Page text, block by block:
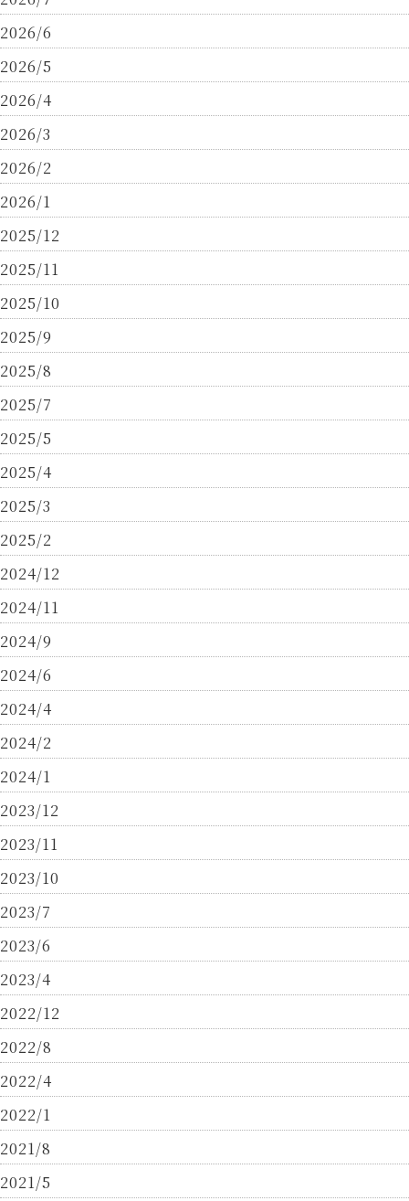
2026/6
2026/5
2026/4
2026/3
2026/2
2026/1
2025/12
2025/11
2025/10
2025/9
2025/8
2025/7
2025/5
2025/4
2025/3
2025/2
2024/12
2024/11
2024/9
2024/6
2024/4
2024/2
2024/1
2023/12
2023/11
2023/10
2023/7
2023/6
2023/4
2022/12
2022/8
2022/4
2022/1
2021/8
2021/5